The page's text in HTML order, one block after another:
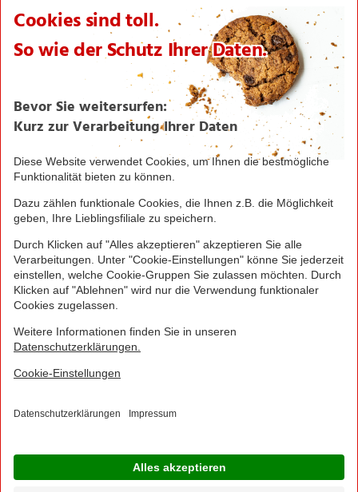
Aktionsartikel finden Sie auf
dieser Seite
Textilien und Schuhe teilweise nicht in allen Größen
erhältlich.
** Angebot gültig für registrierte Nutzer der NORMA
Plus App. Es gelten die Coupon-Bedingungen in der
NORMA Plus App.
1Bei Aktivierung eines Startpakets ist die Buchung
jedes Smart-Tarifs für die ersten 4 Wochen möglich!
Hierzu muss kein zusätzliches Guthaben aufgeladen
werden.
Deutschland Multibrand GmbH, Landgrabenweg 151,
53227 Bonn, welche auch Ihr Vertragspartner ist.
© 2016 - 2026 NORMA Lebensmittelfilialbetrieb
Stiftung & Co. KG
Sitemap Kontakt
Barrierefreiheitserklärung Compliance
Jetzt Ihre NORMA Filiale auswählen und noch
mehr Angebote entdecken!
Geben Sie über "Meine Filiale" Ihre PLZ ein und sehen Sie alle Angebote aus Ihrer